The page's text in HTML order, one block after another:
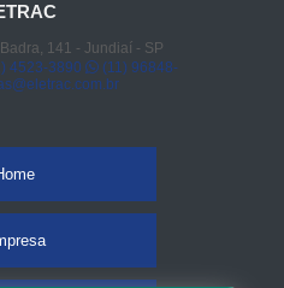
141 - Jundiaí - SP
4523-3890
(11) 96848-